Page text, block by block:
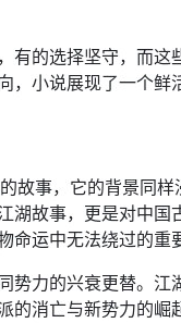
有的选择坚守，而这
，小说展现了一个鲜
故事，它的背景同
湖故事，更是对中国
运中无法绕过的重
势力的兴衰更替。江
的消亡与新势力的崛